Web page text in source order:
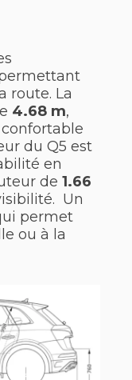
route. La
4.68 m,
du Q5 est
en
de 1.66
Un
permet
ou à la